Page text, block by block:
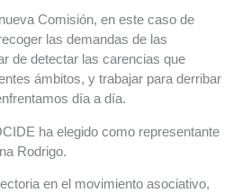
Comisión, en este caso de
las demandas de las
de detectar las carencias que
ámbitos, y trabajar para derribar
día a día.
ha elegido como representante
Rodrigo.
en el movimiento asociativo,